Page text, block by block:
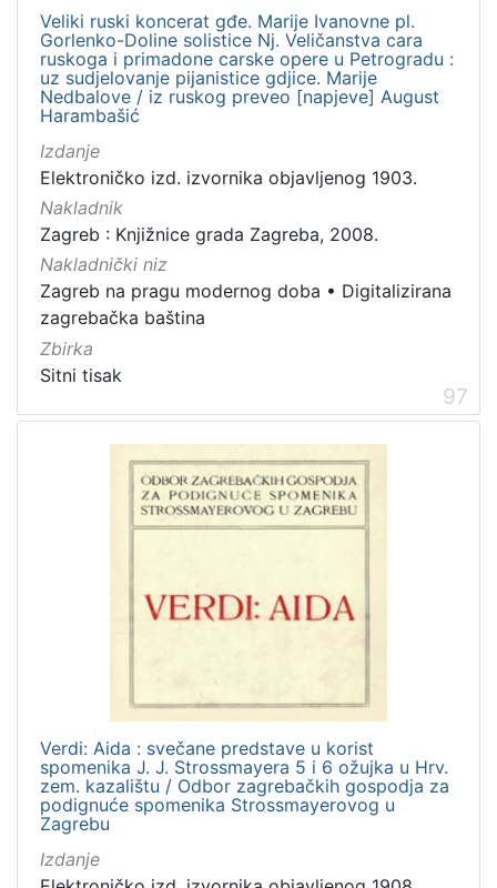
Veliki ruski koncerat gđe. Marije Ivanovne pl.
Gorlenko-Doline solistice Nj. Veličanstva cara
ruskoga i primadone carske opere u Petrogradu :
uz sudjelovanje pijanistice gdjice. Marije
Nedbalove / iz ruskog preveo [napjeve] August
Harambašić
Izdanje
Elektroničko izd. izvornika objavljenog 1903.
Nakladnik
Zagreb : Knjižnice grada Zagreba, 2008.
Nakladnički niz
Zagreb na pragu modernog doba • Digitalizirana
zagrebačka baština
Zbirka
Sitni tisak
97
Verdi: Aida : svečane predstave u korist
spomenika J. J. Strossmayera 5 i 6 ožujka u Hrv.
zem. kazalištu / Odbor zagrebačkih gospodja za
podignuće spomenika Strossmayerovog u
Zagrebu
Izdanje